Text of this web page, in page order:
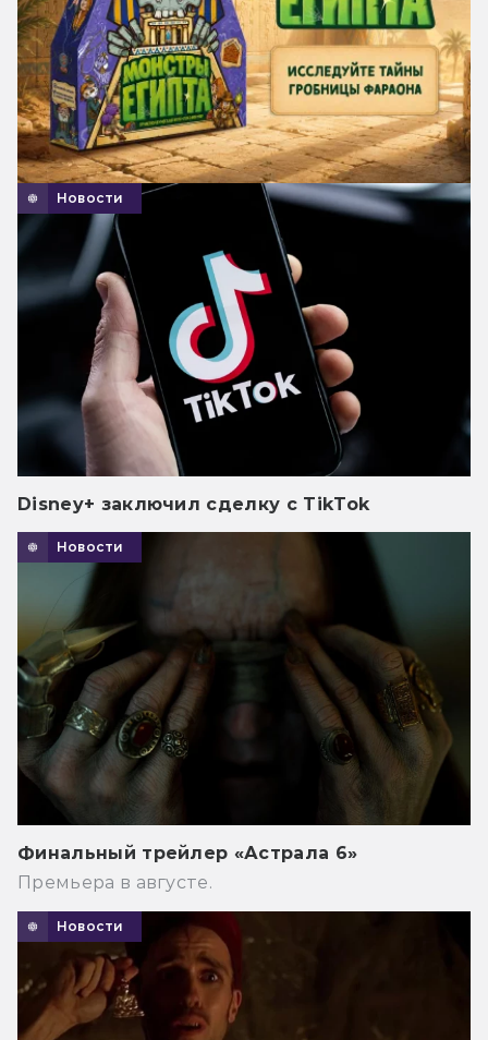
Новости
Disney+ заключил сделку с TikTok
Новости
Финальный трейлер «Астрала 6»
Премьера в августе.
Новости